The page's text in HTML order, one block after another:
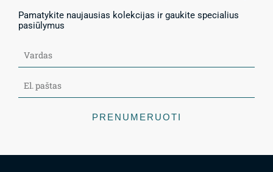
Pamatykite naujausias kolekcijas ir gaukite specialius
pasiūlymus
PRENUMERUOTI